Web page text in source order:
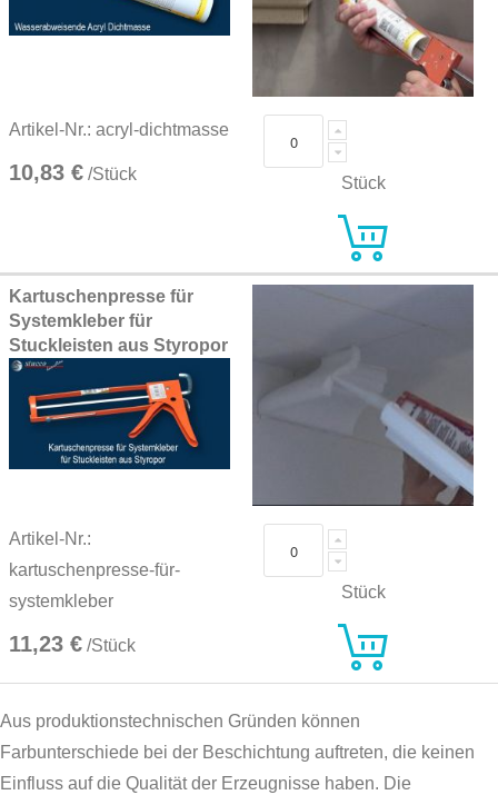
Artikel-Nr.: acryl-dichtmasse
10,83 € /Stück Stück
Kartuschenpresse für
Systemkleber für
Stuckleisten aus Styropor
Artikel-Nr.:
kartuschenpresse-für-
systemkleber
11,23 € /Stück
Stück
Aus produktionstechnischen Gründen können
Farbunterschiede bei der Beschichtung auftreten, die keinen
Einfluss auf die Qualität der Erzeugnisse haben. Die